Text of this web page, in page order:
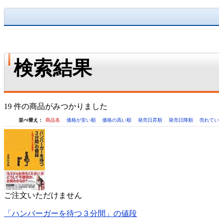
検索結果
19 件の商品がみつかりました
並べ替え： 商品名 価格が安い順 価格の高い順 発売日昇順 発売日降順 売れて
ご注文いただけません
「ハンバーガーを待つ３分間」の値段